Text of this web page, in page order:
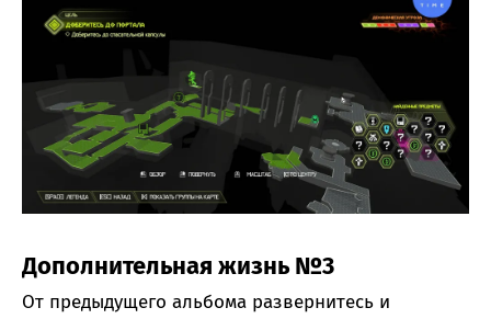
Дополнительная жизнь №3
От предыдущего альбома развернитесь и